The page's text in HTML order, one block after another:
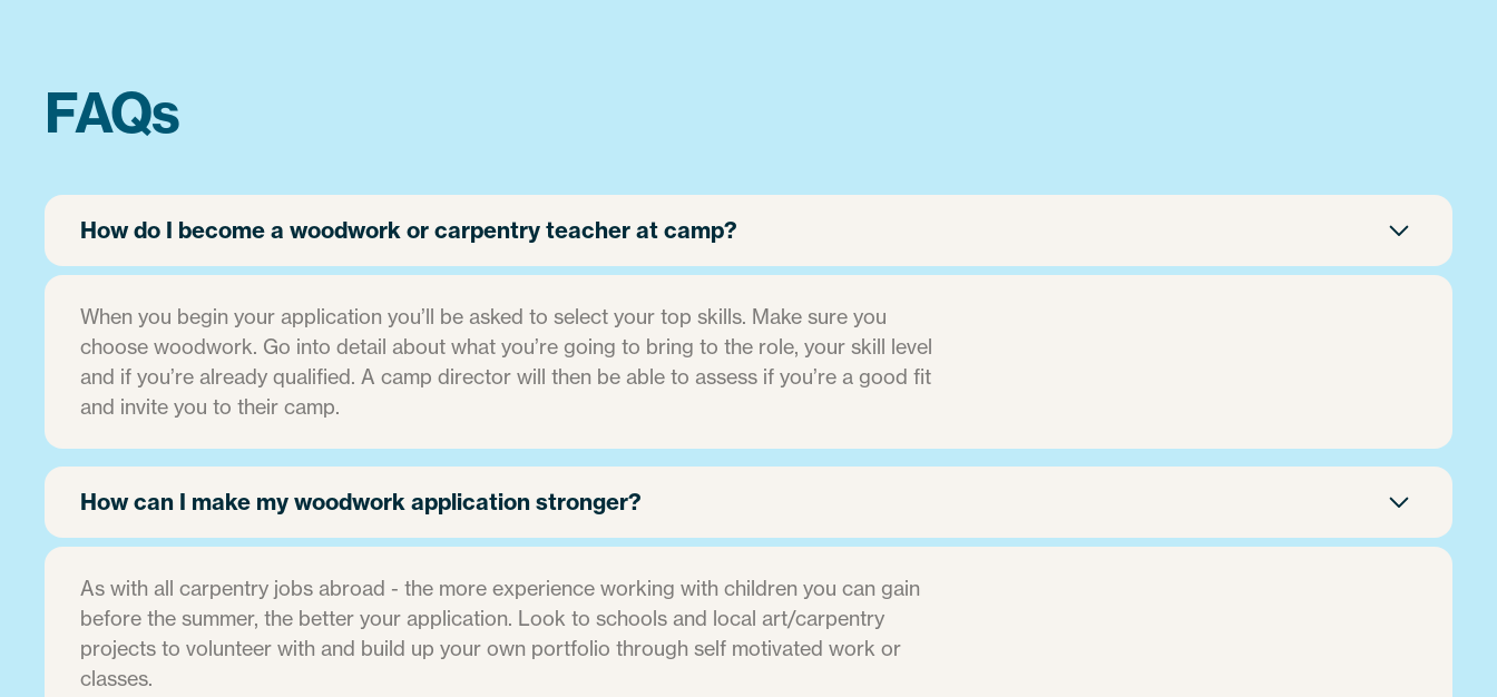
FAQs
How do I become a woodwork or carpentry teacher at camp?
When you begin your application you’ll be asked to select your top skills. Make sure you
choose woodwork. Go into detail about what you’re going to bring to the role, your skill level
and if you’re already qualified. A camp director will then be able to assess if you’re a good fit
and invite you to their camp.
How can I make my woodwork application stronger?
As with all carpentry jobs abroad - the more experience working with children you can gain
before the summer, the better your application. Look to schools and local art/carpentry
projects to volunteer with and build up your own portfolio through self motivated work or
classes.